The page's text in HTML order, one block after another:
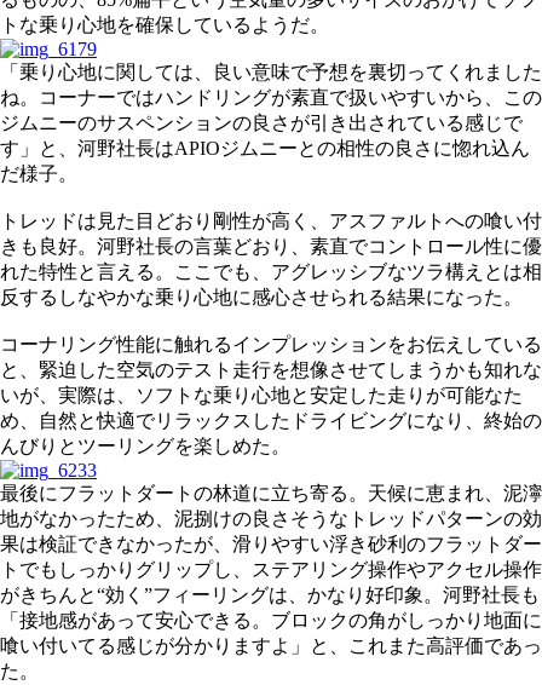
トな乗り心地を確保しているようだ。
「乗り心地に関しては、良い意味で予想を裏切ってくれました
ね。コーナーではハンドリングが素直で扱いやすいから、この
ジムニーのサスペンションの良さが引き出されている感じで
す」と、河野社長はAPIOジムニーとの相性の良さに惚れ込ん
だ様子。
トレッドは見た目どおり剛性が高く、アスファルトへの喰い付
きも良好。河野社長の言葉どおり、素直でコントロール性に優
れた特性と言える。ここでも、アグレッシブなツラ構えとは相
反するしなやかな乗り心地に感心させられる結果になった。
コーナリング性能に触れるインプレッションをお伝えしている
と、緊迫した空気のテスト走行を想像させてしまうかも知れな
いが、実際は、ソフトな乗り心地と安定した走りが可能なた
め、自然と快適でリラックスしたドライビングになり、終始の
んびりとツーリングを楽しめた。
最後にフラットダートの林道に立ち寄る。天候に恵まれ、泥濘
地がなかったため、泥捌けの良さそうなトレッドパターンの効
果は検証できなかったが、滑りやすい浮き砂利のフラットダー
トでもしっかりグリップし、ステアリング操作やアクセル操作
がきちんと“効く”フィーリングは、かなり好印象。河野社長も
「接地感があって安心できる。ブロックの角がしっかり地面に
喰い付いてる感じが分かりますよ」と、これまた高評価であっ
た。